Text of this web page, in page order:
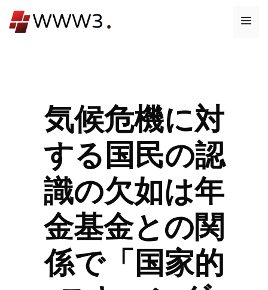
ン
メ
気候危機に対
する国民の認
識の欠如は年
金基金との関
係で「国家的